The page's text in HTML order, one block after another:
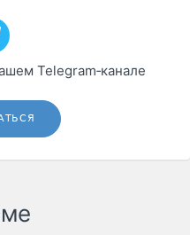
Telegram‑канале